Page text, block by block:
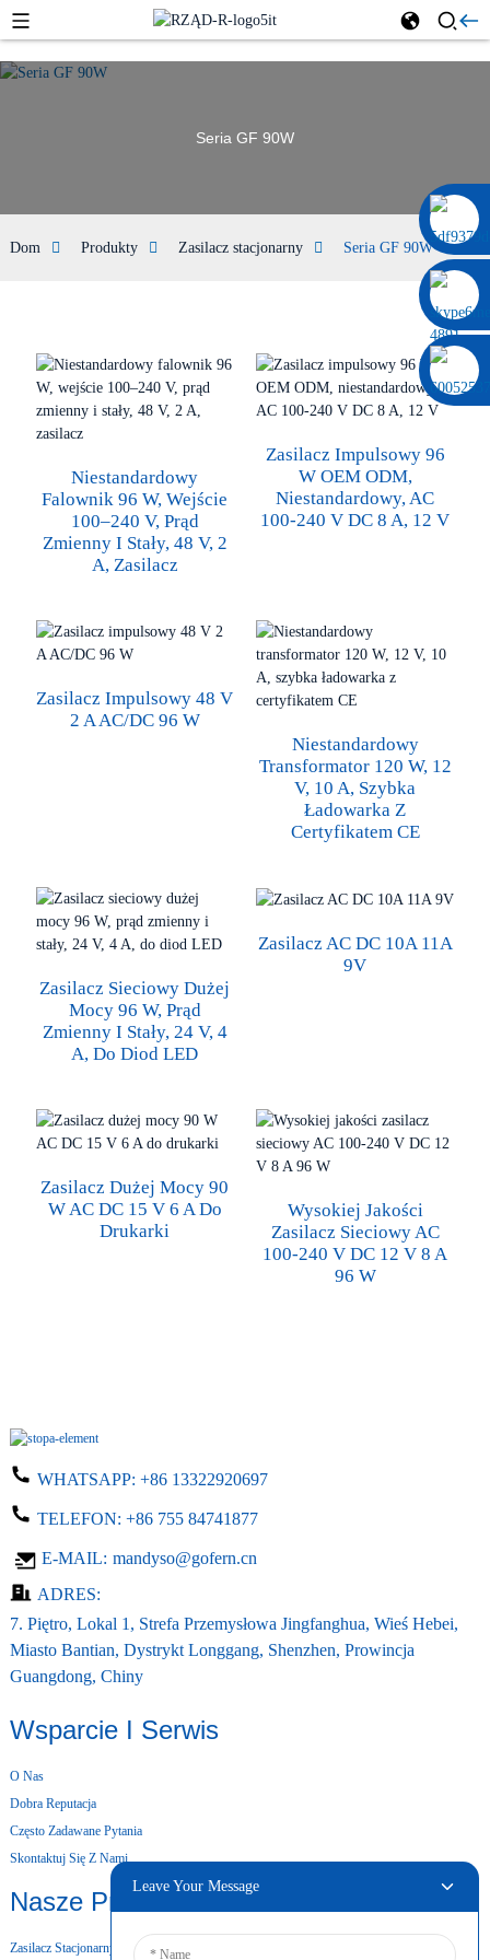
0086 13322920697
Seria GF 90W
Dom Produkty Zasilacz stacjonarny Seria GF 90W
Niestandardowy
Falownik 96 W, Wejście
100–240 V, Prąd
Zmienny I Stały, 48 V, 2
A, Zasilacz
Zasilacz Impulsowy 96
W OEM ODM,
Niestandardowy, AC
100-240 V DC 8 A, 12 V
Zasilacz Impulsowy 48 V
2 A AC/DC 96 W
Niestandardowy
Transformator 120 W, 12
V, 10 A, Szybka
Ładowarka Z
Certyfikatem CE
Zasilacz Sieciowy Dużej
Mocy 96 W, Prąd
Zmienny I Stały, 24 V, 4
A, Do Diod LED
Zasilacz AC DC 10A 11A
9V
Zasilacz Dużej Mocy 90
W AC DC 15 V 6 A Do
Drukarki
Wysokiej Jakości
Zasilacz Sieciowy AC
100-240 V DC 12 V 8 A
96 W
WHATSAPP: +86 13322920697
TELEFON: +86 755 84741877
E-MAIL: mandyso@gofern.cn
ADRES:
7. Piętro, Lokal 1, Strefa Przemysłowa Jingfanghua, Wieś Hebei,
Miasto Bantian, Dystrykt Longgang, Shenzhen, Prowincja
Guangdong, Chiny
Wsparcie I Serwis
O Nas
Dobra Reputacja
Często Zadawane Pytania
Skontaktuj Się Z Nami
Nasze Produkty
Zasilacz Stacjonarny
Leave Your Message